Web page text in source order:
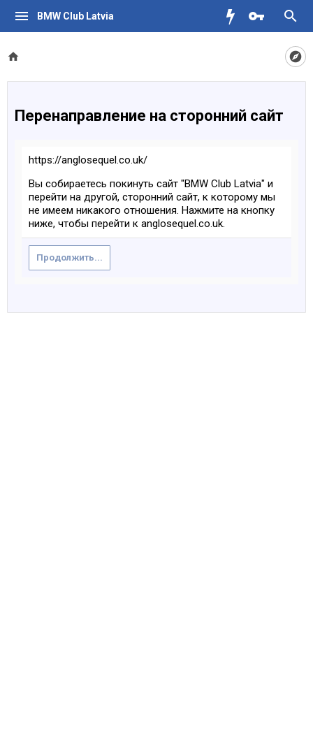
BMW Club Latvia
Перенаправление на сторонний сайт
https://anglosequel.co.uk/
Вы собираетесь покинуть сайт "BMW Club Latvia" и
перейти на другой, сторонний сайт, к которому мы
не имеем никакого отношения. Нажмите на кнопку
ниже, чтобы перейти к anglosequel.co.uk.
Продолжить...